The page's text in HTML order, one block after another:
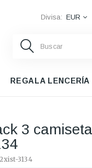
Divisa: EUR
REGALA LENCERÍA
3
2xist-3134